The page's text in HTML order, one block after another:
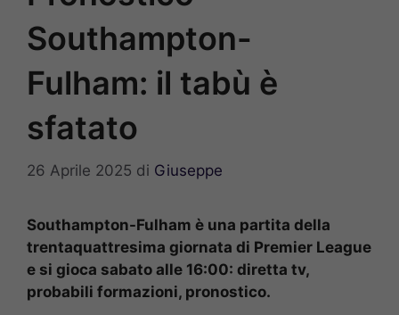
Southampton-
Fulham: il tabù è
sfatato
26 Aprile 2025 di Giuseppe
Southampton-Fulham è una partita della
trentaquattresima giornata di Premier League
e si gioca sabato alle 16:00: diretta tv,
probabili formazioni, pronostico.